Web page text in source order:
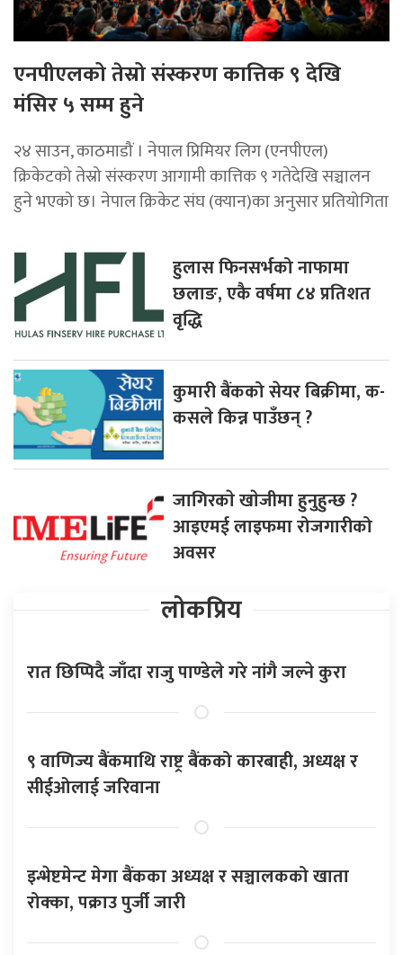
एनपीएलको तेस्रो संस्करण कात्तिक ९ देखि
मंसिर ५ सम्म हुने
२४ साउन, काठमाडौं । नेपाल प्रिमियर लिग (एनपीएल)
क्रिकेटको तेस्रो संस्करण आगामी कात्तिक ९ गतेदेखि सञ्चालन
हुने भएको छ। नेपाल क्रिकेट संघ (क्यान)का अनुसार प्रतियोगिता
हुलास फिनसर्भको नाफामा
छलाङ, एकै वर्षमा ८४ प्रतिशत
वृद्धि
कुमारी बैंकको सेयर बिक्रीमा, क-
कसले किन्न पाउँछन् ?
जागिरकाे खाेजीमा हुनुहुन्छ ?
आइएमई लाइफमा रोजगारीको
अवसर
लोकप्रिय
रात छिप्पिदै जाँदा राजु पाण्डेले गरे नांगै जल्ने कुरा
९ वाणिज्य बैंकमाथि राष्ट्र बैंकको कारबाही, अध्यक्ष र
सीईओलाई जरिवाना
इन्भेष्टमेन्ट मेगा बैंकका अध्यक्ष र सञ्चालकको खाता
रोक्का, पक्राउ पुर्जी जारी